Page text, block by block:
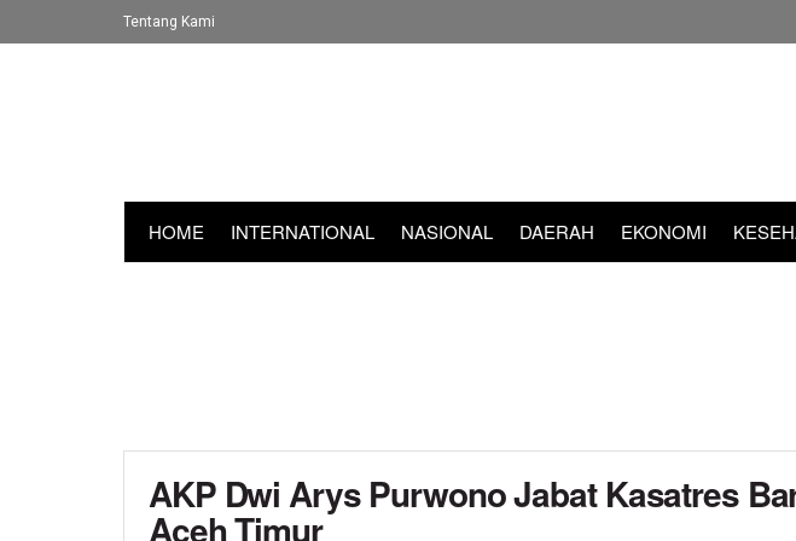
Tentang Kami
HOME INTERNATIONAL NASIONAL DAERAH EKONOMI
AKP Dwi Arys Purwono Jabat Kasatres
Aceh Timur